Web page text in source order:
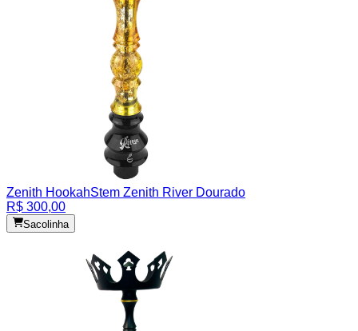
Zenith HookahStem Zenith River Dourado
R$ 300,00
Sacolinha